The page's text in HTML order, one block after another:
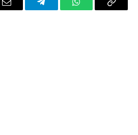
Email TelegramWhatsAppCopy